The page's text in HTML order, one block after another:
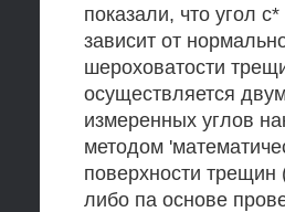
показали, что угол
зависит от
шероховатости
осуществляется
измеренных углов
методом
поверхности
либо па основе